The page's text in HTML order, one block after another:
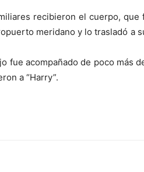
recibieron el cuerpo, que
meridano y lo trasladó a
fue acompañado de poco más
a “Harry”.